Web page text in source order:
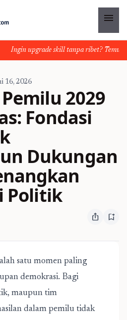
menu
Ingin upgrade skill tanpa ribet? Temukan
16, 2026
2029
Fondasi
Dukungan
Politik
ios_share bookmark_add
satu momen paling
demokrasi. Bagi
maupun tim
dalam pemilu tidak